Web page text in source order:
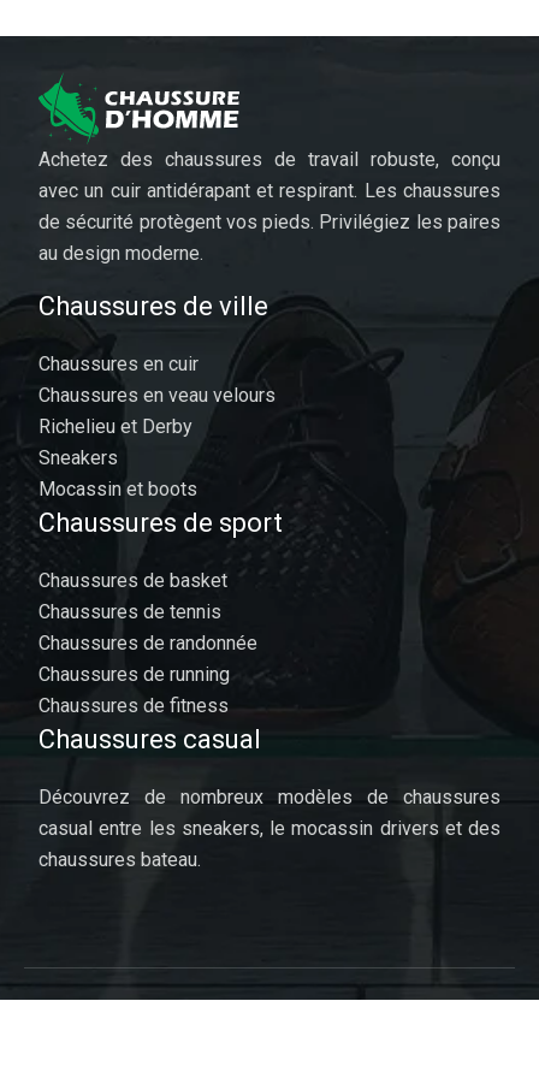
Achetez des chaussures de travail robuste, conçu
avec un cuir antidérapant et respirant. Les chaussures
de sécurité protègent vos pieds. Privilégiez les paires
au design moderne.
Chaussures de ville
Chaussures en cuir
Chaussures en veau velours
Richelieu et Derby
Sneakers
Mocassin et boots
Chaussures de sport
Chaussures de basket
Chaussures de tennis
Chaussures de randonnée
Chaussures de running
Chaussures de fitness
Chaussures casual
Découvrez de nombreux modèles de chaussures
casual entre les sneakers, le mocassin drivers et des
chaussures bateau.